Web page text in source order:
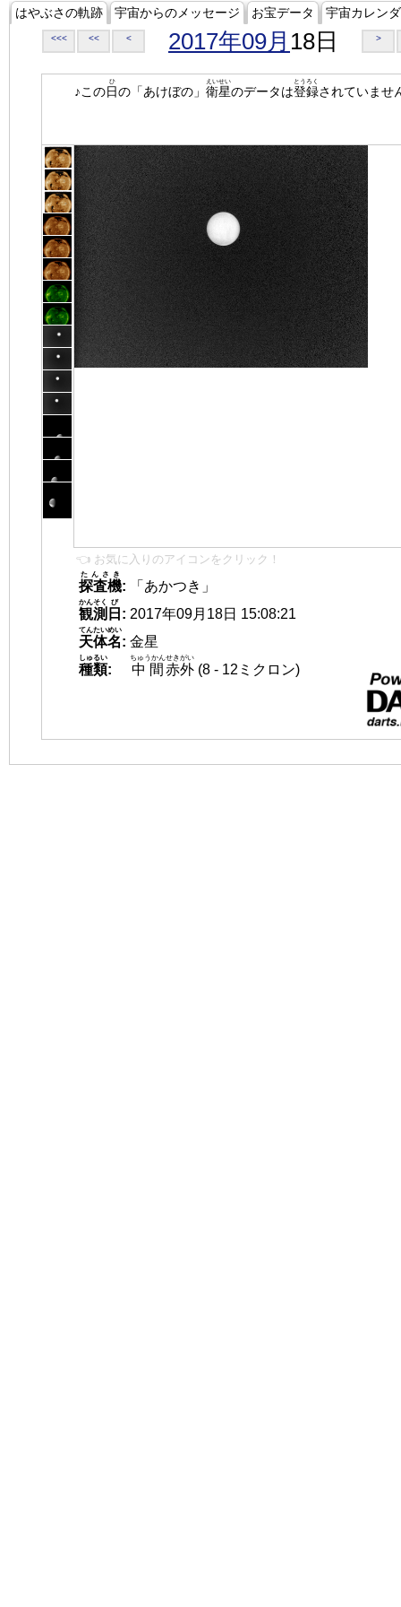
はやぶさの軌跡 宇宙からのメッセージ お宝データ 宇宙カレン
<<< << < 2017年09月 18日 >
♪この日
ひ
の「あけぼの」 衛星
えいせい
のデータは登録
とうろく
されていませ
👈 お気に入りのアイコンをクリック！
探査機
たんさき
:
「あかつき」
観測
かんそく
日
び
: 2017年09月18日 15:08:21
天体名
てんたいめい
: 金星
種類
しゅるい
: 中間
ちゅうかん
赤外
せきがい
(8 - 12ミクロン)